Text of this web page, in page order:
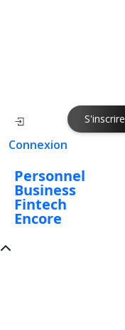
Connexion
S'inscrire
Personnel
Business
Fintech
Encore